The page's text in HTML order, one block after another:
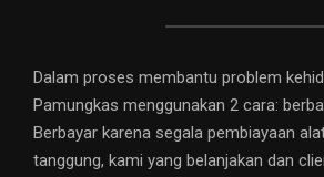
Dalam proses membantu problem
Pamungkas menggunakan 2 cara:
Berbayar karena segala pembiayaan
tanggung, kami yang belanjakan dan